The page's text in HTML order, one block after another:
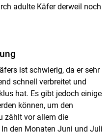
adulte Käfer derweil noch
ist schwierig, da er sehr
schnell verbreitet und
hat. Es gibt jedoch einige
können, um den
zählt vor allem die
den Monaten Juni und Juli